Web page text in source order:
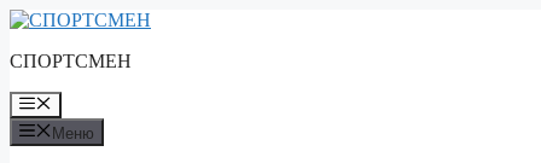
Перейти
содержимому
СПОРТСМЕН
Меню
Меню